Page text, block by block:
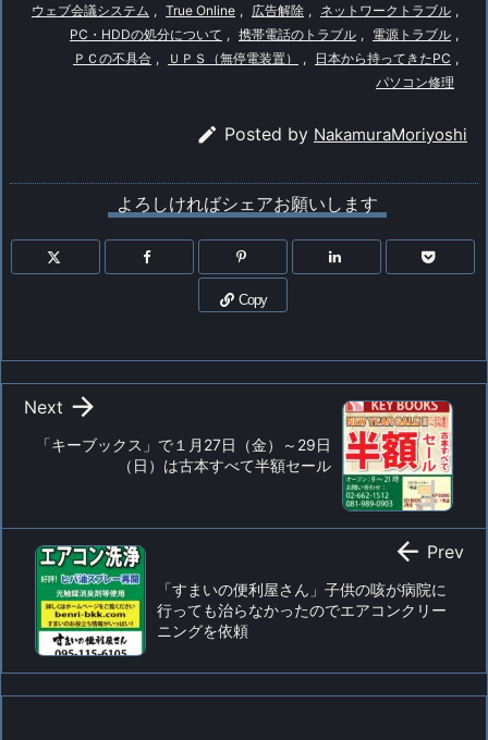
ウェブ会議システム , True Online , 広告解除 , ネットワークトラブル ,
PC・HDDの処分について , 携帯電話のトラブル , 電源トラブル ,
ＰＣの不具合 , ＵＰＳ（無停電装置） , 日本から持ってきたPC ,
パソコン修理
 Posted by NakamuraMoriyoshi
よろしければシェアお願いします
Copy
「キーブックス」で１月27日（金）～29日
（日）は古本すべて半額セール

Next
「すまいの便利屋さん」子供の咳が病院に
行っても治らなかったのでエアコンクリー
ニングを依頼
 Prev